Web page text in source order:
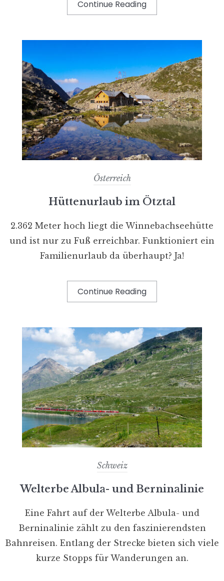
Continue Reading
Österreich
Hüttenurlaub im Ötztal
2.362 Meter hoch liegt die Winnebachseehütte
und ist nur zu Fuß erreichbar. Funktioniert ein
Familienurlaub da überhaupt? Ja!
Continue Reading
Schweiz
Welterbe Albula- und Berninalinie
Eine Fahrt auf der Welterbe Albula- und
Berninalinie zählt zu den faszinierendsten
Bahnreisen. Entlang der Strecke bieten sich viele
kurze Stopps für Wanderungen an.